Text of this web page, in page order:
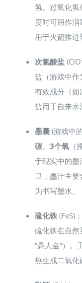
氢。过氧化氢
度时可用作
用于火箭推进
次氯酸盐
盐（游戏中作
有效成分（如
盐用于自来水
墨囊(游戏中
碳、 3个氧（
于现实中的墨
卫，墨汁主
为书写墨水。
硫化铁(FeS)
硫化铁在自
“愚人金”）。
热生成二氧化